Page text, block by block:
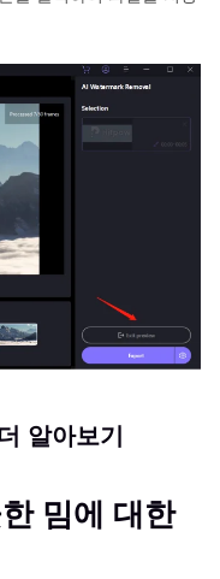
알아보기
밈에 대한